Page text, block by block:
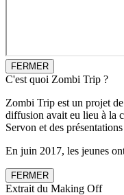
FERMER
C'est quoi Zombi Trip ?
Zombi Trip est un projet
diffusion avait eu lieu à la
Servon et des
En juin 2017, les jeunes
FERMER
Extrait du Making Off